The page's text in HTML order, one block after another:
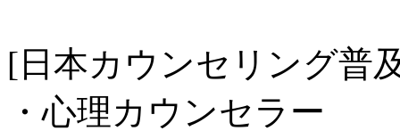
[日本カウンセリング普
・心理カウンセラー